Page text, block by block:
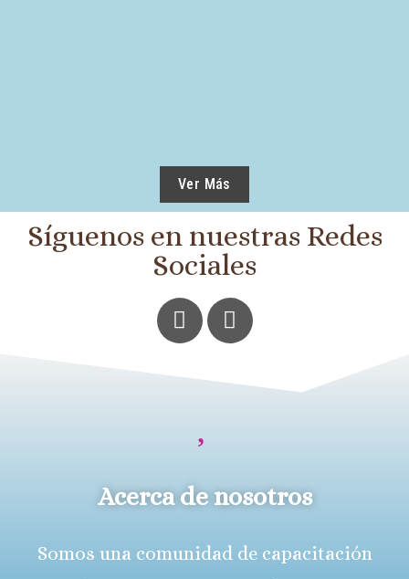
Ver Más
Síguenos en nuestras Redes
Sociales
Acerca de nosotros
Somos una comunidad de capacitación